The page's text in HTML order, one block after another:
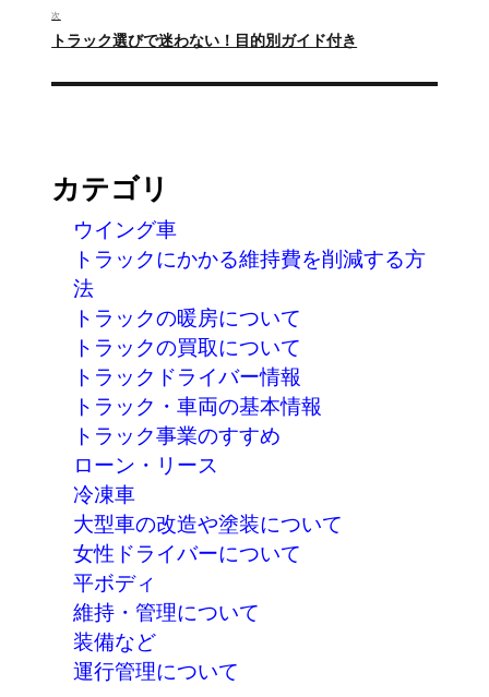
ゲ
シ
ン
稿:
次
次
投
トラック選びで迷わない！目的別ガイド付き
カテゴリ
ウイング車
トラックにかかる維持費を削減する方
法
トラックの暖房について
トラックの買取について
トラックドライバー情報
トラック・車両の基本情報
トラック事業のすすめ
ローン・リース
冷凍車
大型車の改造や塗装について
女性ドライバーについて
平ボディ
維持・管理について
装備など
運行管理について